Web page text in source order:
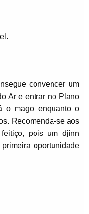
convencer um
Ar e entrar no Plano
o mago enquanto o
Recomenda-se aos
pois um djinn
oportunidade